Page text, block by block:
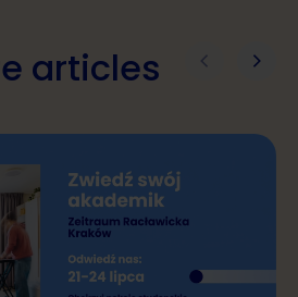
articles